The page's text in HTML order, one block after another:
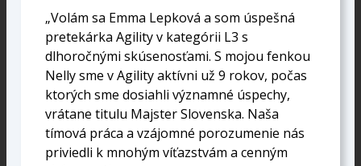
„Volám sa Emma Lepková a som úspešná
pretekárka Agility v kategórii L3 s
dlhoročnými skúsenosťami. S mojou fenkou
Nelly sme v Agility aktívni už 9 rokov, počas
ktorých sme dosiahli významné úspechy,
vrátane titulu Majster Slovenska. Naša
tímová práca a vzájomné porozumenie nás
priviedli k mnohým víťazstvám a cenným